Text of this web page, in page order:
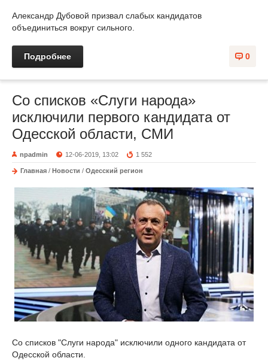
Александр Дубовой призвал слабых кандидатов
объединиться вокруг сильного.
0
Подробнее
Со списков «Слуги народа»
исключили первого кандидата от
Одесской области, СМИ
npadmin 12-06-2019, 13:02 1 552
Главная / Новости / Одесский регион
Со списков "Слуги народа" исключили одного кандидата от
Одесской области.